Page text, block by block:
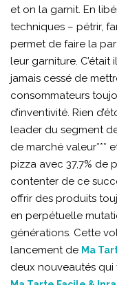
et on la garnit. En
techniques – pétrir,
permet de faire la
leur garniture. C’était
jamais cessé de
consommateurs
d’inventivité. Rien
leader du segment
de marché valeur***
pizza avec 37,7% de
contenter de ce
offrir des produits
en perpétuelle
générations. Cette
lancement de Ma
deux nouveautés qui